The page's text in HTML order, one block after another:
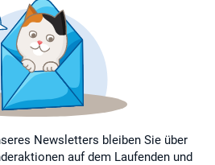
Newsletters bleiben Sie über
auf dem Laufenden und